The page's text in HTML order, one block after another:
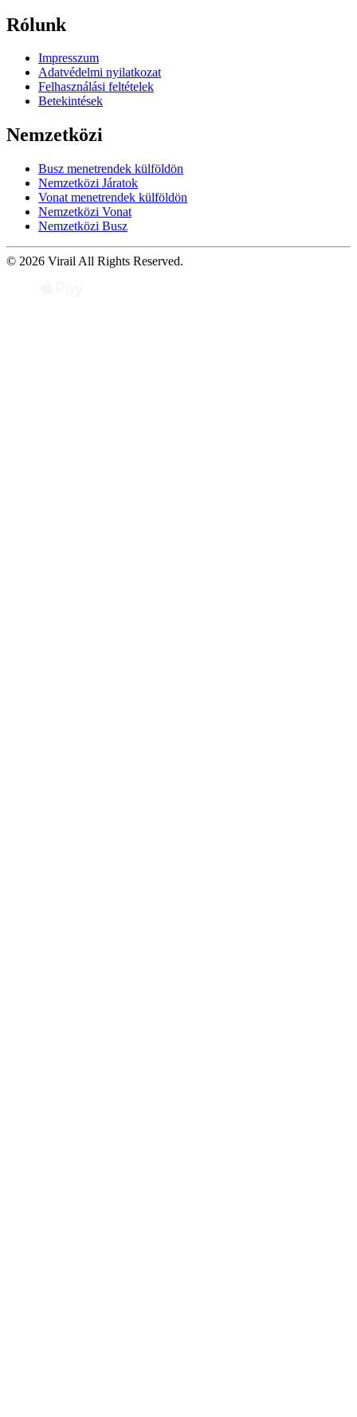
Rólunk
Impresszum
Adatvédelmi nyilatkozat
Felhasználási feltételek
Betekintések
Nemzetközi
Busz menetrendek külföldön
Nemzetközi Járatok
Vonat menetrendek külföldön
Nemzetközi Vonat
Nemzetközi Busz
© 2026 Virail All Rights Reserved.